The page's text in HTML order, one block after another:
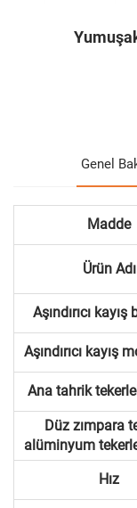
Genel
Madde
Ürün Adı
Aşındırıcı kayış
Aşındırıcı kayış
Ana tahrik
Düz zımpara
alüminyum
Hız